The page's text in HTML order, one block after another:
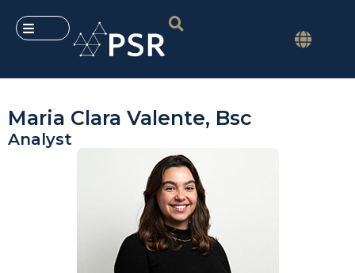
Maria Clara Valente, Bsc
Analyst